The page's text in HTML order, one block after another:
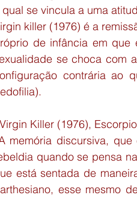
qual se vincula a uma
killer (1976) é a
de infância em que
se choca com
contrária ao
Virgin Killer (1976),
memória discursiva,
quando se pensa
está sentada de
esse mesmo